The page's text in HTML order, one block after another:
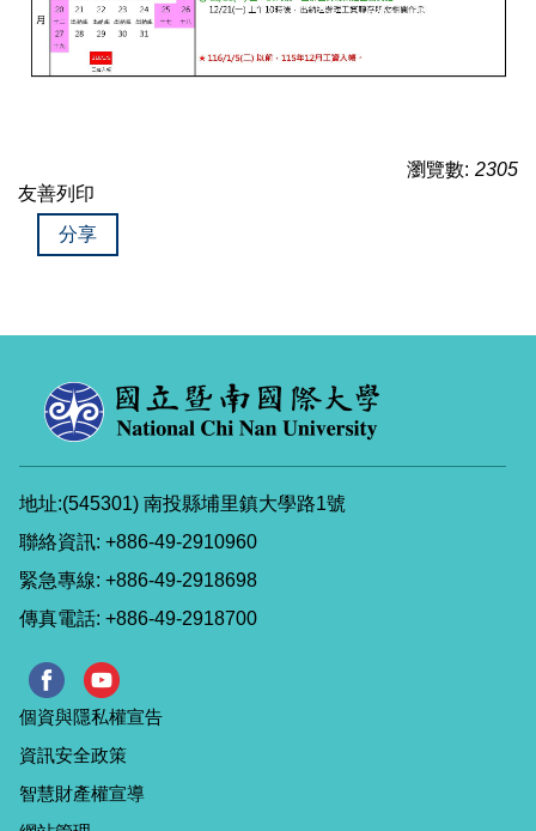
瀏覽數: 2305
友善列印
分享
地址:(545301) 南投縣埔里鎮大學路1號
聯絡資訊: +886-49-2910960
緊急專線: +886-49-2918698
傳真電話: +886-49-2918700
個資與隱私權宣告
資訊安全政策
智慧財產權宣導